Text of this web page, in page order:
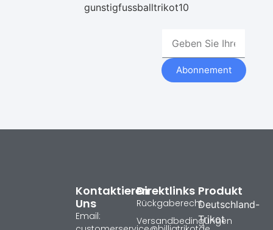
gunstigfussballtrikot10
Abonnement
Produkt
Deutschland-
Trikot
Direktlinks
Rückgaberecht
Versandbedingungen
Kontaktieren
Uns
Email: